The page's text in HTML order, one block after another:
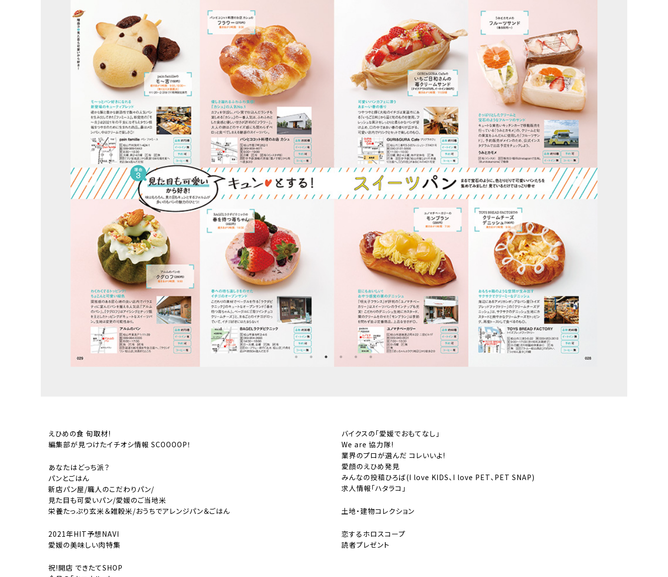
えひめの食 旬取材!
編集部が見つけたイチオシ情報 SCOOOOP！
あなたはどっち派？
パンとごはん
新店パン屋/職人のこだわりパン/
見た目も可愛いパン/愛媛のご当地米
栄養たっぷり玄米＆雑穀米/おうちでアレンジパン＆ごはん
2021年HIT予想NAVI
愛媛の美味しい肉特集
祝!開店 できたてSHOP
バイクスの「愛媛でおもてなし」
We are 協力隊!
業界のプロが選んだ コレいいよ!
愛顔のえひめ発見
みんなの投稿ひろば(I love KIDS、I love PET、PET SNAP)
求人情報「ハタラコ」
土地・建物コレクション
恋するホロスコープ
読者プレゼント